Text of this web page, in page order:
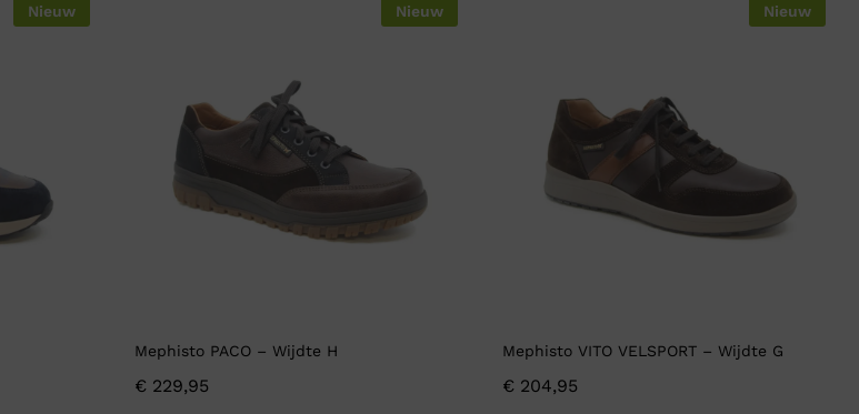
Nieuw Nieuw
Mephisto PACO – Wijdte H
€ 229,95
Nieuw
Mephisto VITO VELSPORT – Wijdte G
€ 204,95